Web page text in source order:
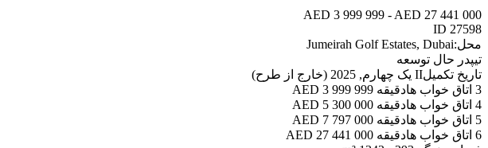
AED 3 999 999 - AED 27 441 000
ID 27598
محل:Jumeirah Golf Estates, Dubai
تیپدر حال توسعه
تاریخ تکمیلII یک چهارم, 2025 (خارج از طرح)
3 اتاق خواب ها
دقیقه 3 999 999 AED
4 اتاق خواب ها
دقیقه 5 300 000 AED
5 اتاق خواب ها
دقیقه 7 797 000 AED
6 اتاق خواب ها
دقیقه 27 441 000 AED